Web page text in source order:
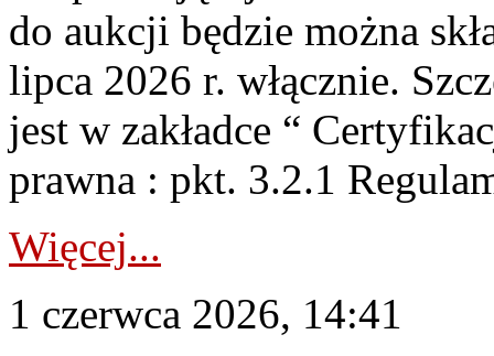
do aukcji będzie można
lipca 2026 r. włącznie.
jest w zakładce “
prawna : pkt. 3.2.1
Więcej...
1 czerwca 2026, 14:41